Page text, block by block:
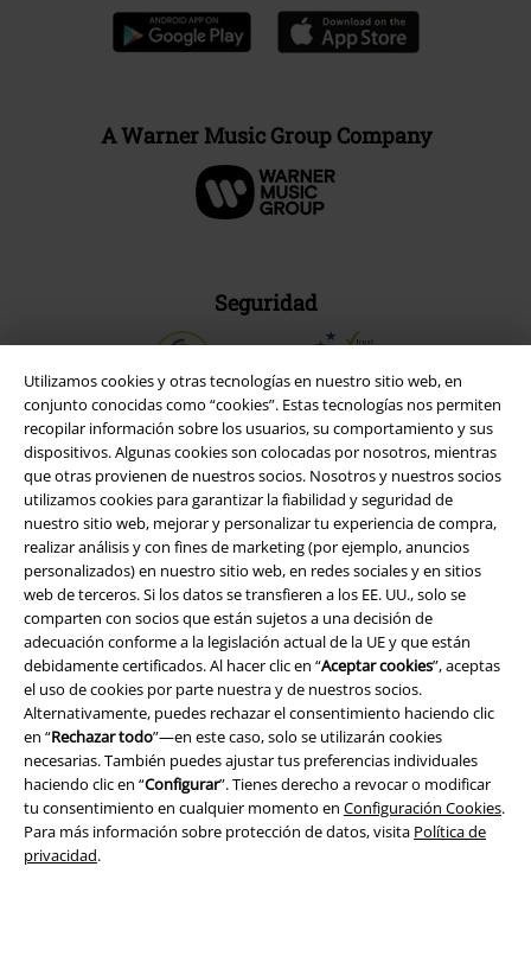
Utilizamos cookies y otras tecnologías en nuestro sitio web, en
conjunto conocidas como “cookies”. Estas tecnologías nos permiten
recopilar información sobre los usuarios, su comportamiento y sus
dispositivos. Algunas cookies son colocadas por nosotros, mientras
que otras provienen de nuestros socios. Nosotros y nuestros socios
utilizamos cookies para garantizar la fiabilidad y seguridad de
nuestro sitio web, mejorar y personalizar tu experiencia de compra,
realizar análisis y con fines de marketing (por ejemplo, anuncios
personalizados) en nuestro sitio web, en redes sociales y en sitios
web de terceros. Si los datos se transfieren a los EE. UU., solo se
comparten con socios que están sujetos a una decisión de
adecuación conforme a la legislación actual de la UE y que están
debidamente certificados. Al hacer clic en “Aceptar cookies”, aceptas
el uso de cookies por parte nuestra y de nuestros socios.
Alternativamente, puedes rechazar el consentimiento haciendo clic
en “Rechazar todo”—en este caso, solo se utilizarán cookies
necesarias. También puedes ajustar tus preferencias individuales
haciendo clic en “Configurar”. Tienes derecho a revocar o modificar
tu consentimiento en cualquier momento en Configuración Cookies.
Para más información sobre protección de datos, visita Política de
privacidad.
A Warner Music Group Company
Seguridad
Legal
Términos y Condiciones
Aviso Legal
Ley protección de datos
Eliminación de residuos y protección del medioambiente